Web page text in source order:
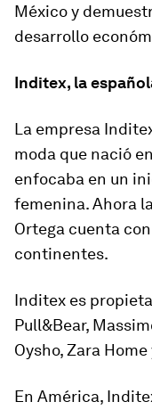
México y
desarrollo
Inditex, la
La empresa
moda que nació
enfocaba en un
femenina. Ahora
Ortega cuenta
continentes.
Inditex es
Pull&Bear,
Oysho, Zara
En América,